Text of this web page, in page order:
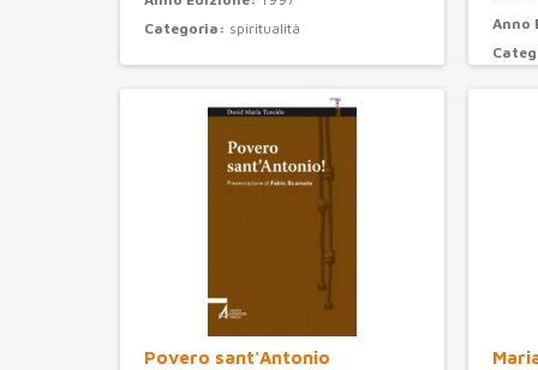
Categoria: spiritualità
Anno
Povero sant'Antonio